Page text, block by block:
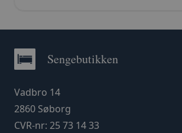
Sengebutikken
Vadbro 14
2860 Søborg
CVR-nr: 25 73 14 33